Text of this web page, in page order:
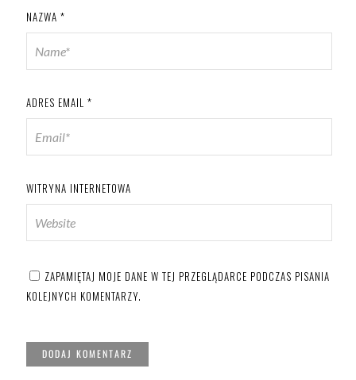
NAZWA *
ADRES EMAIL *
WITRYNA INTERNETOWA
ZAPAMIĘTAJ MOJE DANE W TEJ PRZEGLĄDARCE PODCZAS PISANIA
KOLEJNYCH KOMENTARZY.